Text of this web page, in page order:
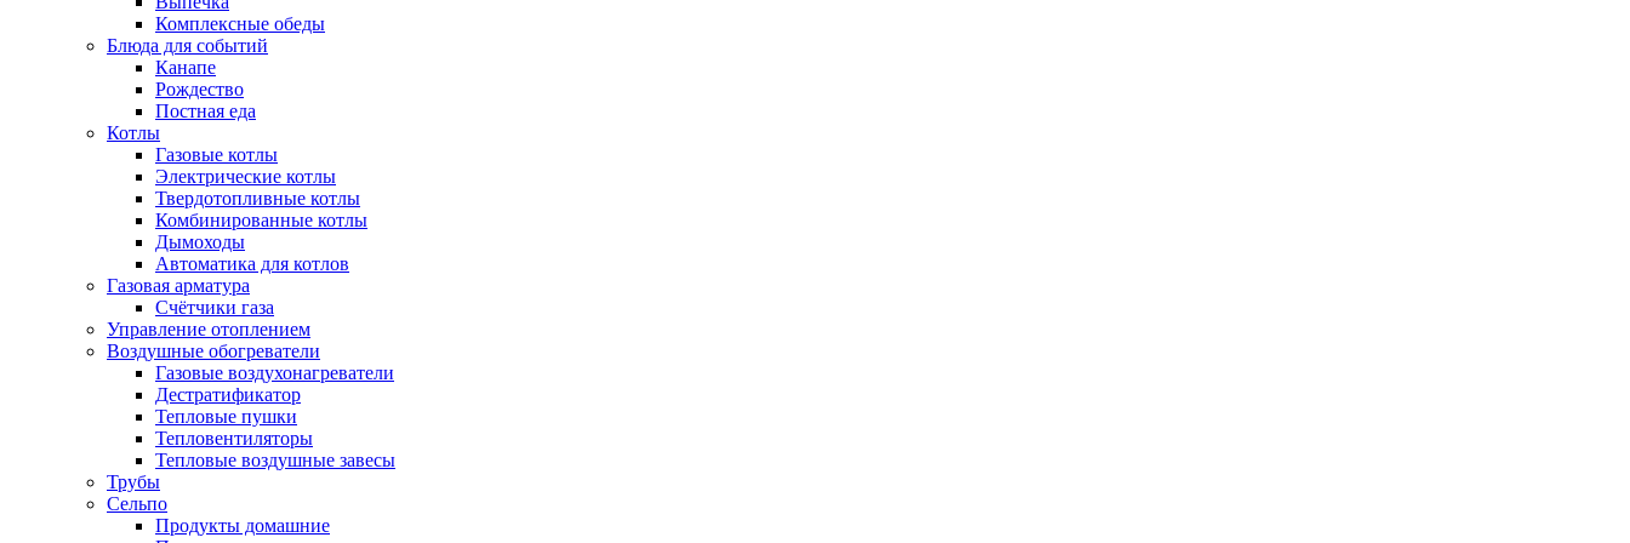
Комплексные обеды
Блюда для событий
Канапе
Рождество
Постная еда
Котлы
Газовые котлы
Электрические котлы
Твердотопливные котлы
Комбинированные котлы
Дымоходы
Автоматика для котлов
Газовая арматура
Счётчики газа
Управление отоплением
Воздушные обогреватели
Газовые воздухонагреватели
Дестратификатор
Тепловые пушки
Тепловентиляторы
Тепловые воздушные завесы
Трубы
Сельпо
Продукты домашние